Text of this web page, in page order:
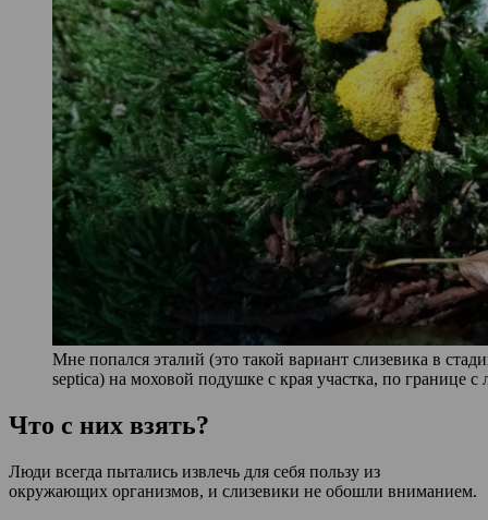
Мне попался эталий (это такой вариант слизевика в
septica) на моховой подушке с края участка, по границе
Что с них взять?
Люди всегда пытались извлечь для себя пользу из
окружающих организмов, и слизевики не обошли вниманием.